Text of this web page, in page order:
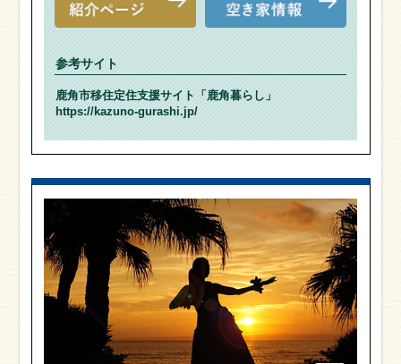
参考サイト
鹿角市移住定住支援サイト「鹿角暮らし」
https://kazuno-gurashi.jp/